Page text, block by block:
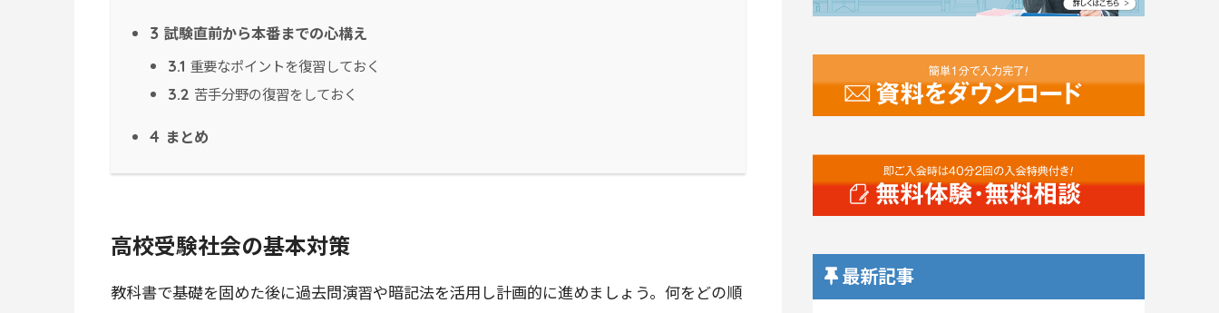
3 試験直前から本番までの心構え
3.1 重要なポイントを復習しておく
3.2 苦手分野の復習をしておく
4 まとめ
高校受験社会の基本対策
教科書で基礎を固めた後に過去問演習や暗記法を活用し計画的に進めましょう。何をどの順
最新記事